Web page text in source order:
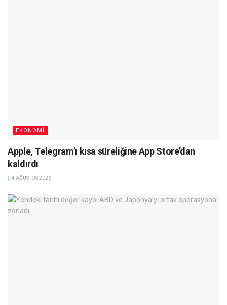
EKONOMI
Apple, Telegram’ı kısa süreliğine App Store’dan
kaldırdı
4 AĞUSTOS 2026